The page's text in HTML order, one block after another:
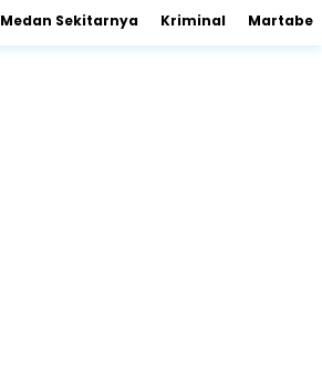
Medan Sekitarnya Kriminal Martabe